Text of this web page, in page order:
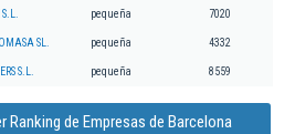
S.L. pequeña 7020
SL. pequeña 4332
S.L. pequeña 8559
Ranking de Empresas de Barcelona